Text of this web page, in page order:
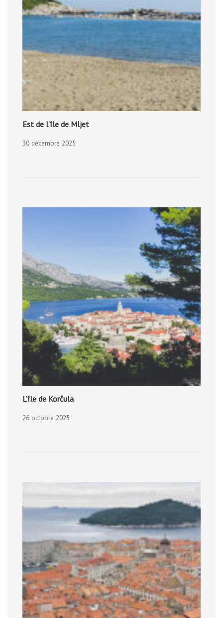
Est de l’île de Mljet
30 décembre 2025
L’île de Korčula
26 octobre 2025